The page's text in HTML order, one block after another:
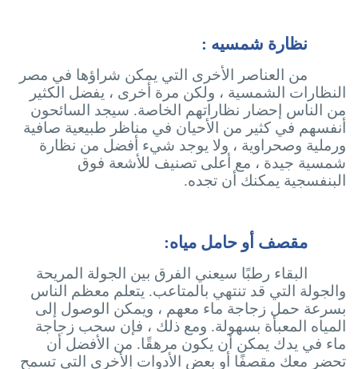
نظارة شمسيه :
من العناصر الأخرى التي يمكن شراؤها في مصر
النظارات الشمسية ، ولكن مرة أخرى ، يفضل الكثير
من الناس إحضار نظاراتهم الخاصة. سيجد السائحون
أنفسهم في كثير من الأحيان في مناظر طبيعية صافية
ورملية وصحراوية ، ولا يوجد شيء أفضل من نظارة
شمسية جيدة ، مع أعلى تصنيف للأشعة فوق
البنفسجية يمكنك أن تجده.
مقصف أو حامل مياه:
البقاء رطبًا سيعني الفرق بين الجولة المريحة
والجولة التي قد تنتهي بالمتاعب. يتعلم معظم الناس
بسرعة حمل زجاجة ماء معهم ، ويمكن الوصول إلى
المياه المعبأة بسهولة. ومع ذلك ، فإن سحب زجاجة
ماء في يدك يمكن أن يكون مرهقًا. من الأفضل أن
تحضر معك مقصفًا أو بعض الأدوات الأخرى التي تسمح